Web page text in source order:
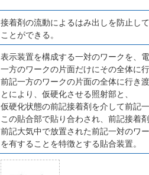
接着剤の流動によるはみ出しを防止し
ことができる。
表示装置を構成する一対のワークを、
一方のワークの片面だけにその全体に
前記一方のワークの片面の全体に行き
とにより、仮硬化させる照射部と、
仮硬化状態の前記接着剤を介して前記
この貼合部で貼り合わされ、前記接着
前記大気中で放置された前記一対のワ
を有することを特徴とする貼合装置。